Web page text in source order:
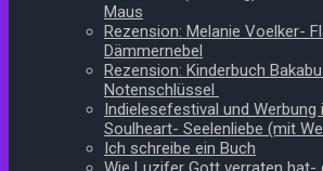
Maus
Rezension: Melanie Voelker-
Dämmernebel
Rezension: Kinderbuch
Notenschlüssel
Indielesefestival und Werbung
Soulheart- Seelenliebe (mit
Ich schreibe ein Buch